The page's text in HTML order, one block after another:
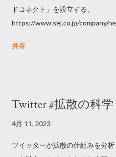
ドコネクト」を設立する。
https://www.sej.co.jp/company/
共有
Twitter #拡散の科学
4月 11, 2023
ツイッターが拡散の仕組みを分